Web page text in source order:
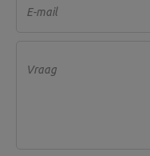
E-mail
Vraag